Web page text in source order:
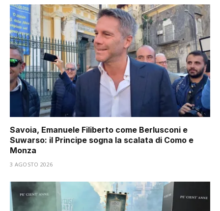
Savoia, Emanuele Filiberto come Berlusconi e
Suwarso: il Principe sogna la scalata di Como e
Monza
3 AGOSTO 2026